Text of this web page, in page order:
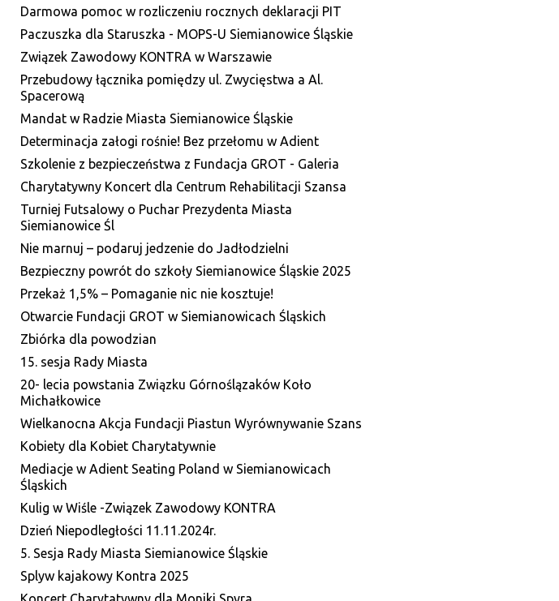
Darmowa pomoc w rozliczeniu rocznych deklaracji PIT
Paczuszka dla Staruszka - MOPS-U Siemianowice Śląskie
Związek Zawodowy KONTRA w Warszawie
Przebudowy łącznika pomiędzy ul. Zwycięstwa a Al.
Spacerową
Mandat w Radzie Miasta Siemianowice Śląskie
Determinacja załogi rośnie! Bez przełomu w Adient
Szkolenie z bezpieczeństwa z Fundacja GROT - Galeria
Charytatywny Koncert dla Centrum Rehabilitacji Szansa
Turniej Futsalowy o Puchar Prezydenta Miasta
Siemianowice Śl
Nie marnuj – podaruj jedzenie do Jadłodzielni
Bezpieczny powrót do szkoły Siemianowice Śląskie 2025
Przekaż 1,5% – Pomaganie nic nie kosztuje!
Otwarcie Fundacji GROT w Siemianowicach Śląskich
Zbiórka dla powodzian
15. sesja Rady Miasta
20- lecia powstania Związku Górnoślązaków Koło
Michałkowice
Wielkanocna Akcja Fundacji Piastun Wyrównywanie Szans
Kobiety dla Kobiet Charytatywnie
Mediacje w Adient Seating Poland w Siemianowicach
Śląskich
Kulig w Wiśle -Związek Zawodowy KONTRA
Dzień Niepodległości 11.11.2024r.
5. Sesja Rady Miasta Siemianowice Śląskie
Splyw kajakowy Kontra 2025